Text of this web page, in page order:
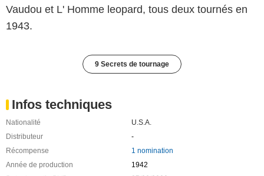
Vaudou et L' Homme leopard, tous deux tournés en
1943.
9 Secrets de tournage
Infos techniques
Nationalité
U.S.A.
Distributeur
-
Récompense
1 nomination
Année de production
1942